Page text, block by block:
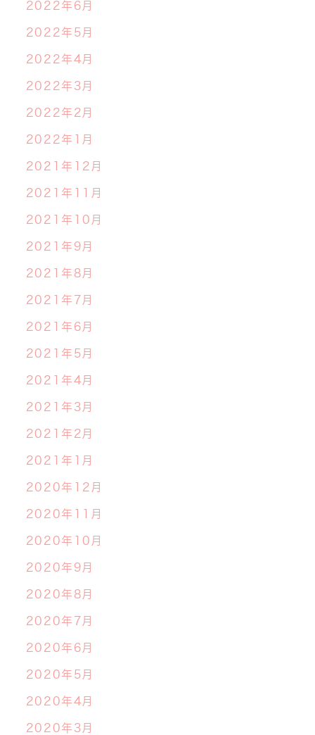
2022年6月
2022年5月
2022年4月
2022年3月
2022年2月
2022年1月
2021年12月
2021年11月
2021年10月
2021年9月
2021年8月
2021年7月
2021年6月
2021年5月
2021年4月
2021年3月
2021年2月
2021年1月
2020年12月
2020年11月
2020年10月
2020年9月
2020年8月
2020年7月
2020年6月
2020年5月
2020年4月
2020年3月